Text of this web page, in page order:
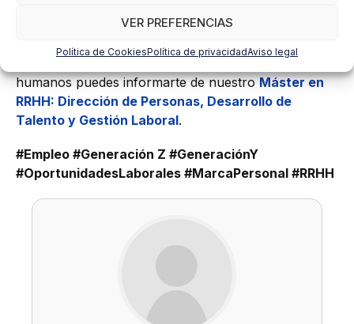
VER PREFERENCIAS
Política de CookiesPolítica de privacidadAviso legal
Si estás interesado en formarte y desarrollarte
profesionalmente en ámbito de los recursos
humanos puedes informarte de nuestroMáster en
RRHH: Dirección de Personas, Desarrollo de
Talento y Gestión Laboral.
#Empleo #Generación Z #GeneraciónY
#OportunidadesLaborales #MarcaPersonal #RRHH